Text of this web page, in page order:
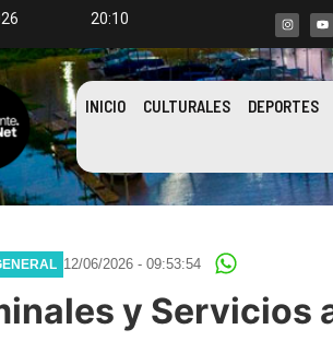
20:10
INICIO CULTURALES DEPORTES
12/06/2026 - 09:53:54
y Servicios